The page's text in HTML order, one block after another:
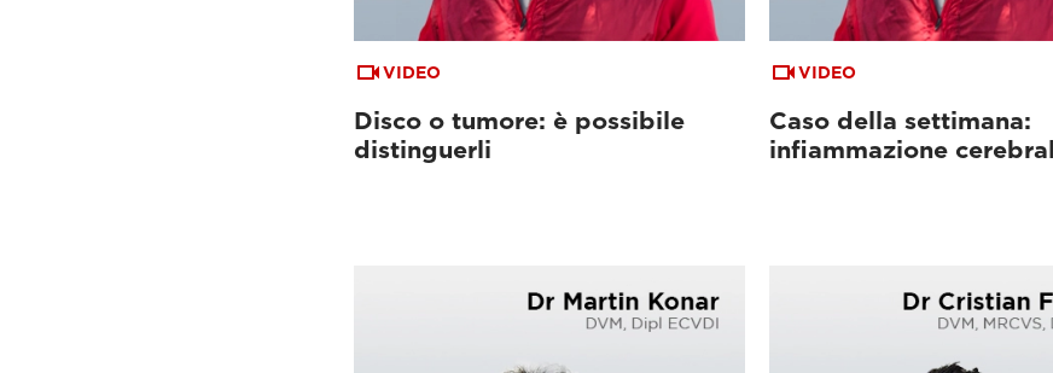
VIDEO
Disco o tumore: è possibile
distinguerli
VIDEO
Caso della settimana:
infiammazione